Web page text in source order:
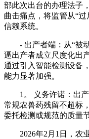
部此次出台的办理法子
曲击痛点，将监管从“
信赖系统。
- 出产者端：从“被动
逼出产者成立尺度化出
通过引入智能检测设备
能力显著加强。
1。 义务许诺：出产
常规农兽药残留不超标
委托检测或规范的质量
2026年2月1日，农业